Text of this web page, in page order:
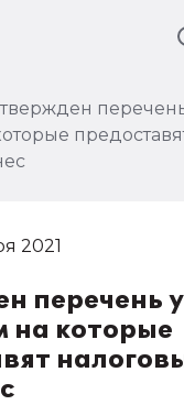
перечень
на которые
2021